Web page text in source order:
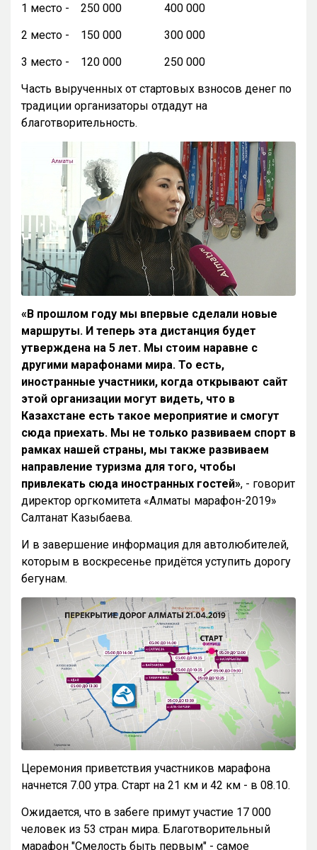
1 место - 250 000 400 000
2 место - 150 000 300 000
3 место - 120 000 250 000
Часть вырученных от стартовых взносов денег по
традиции организаторы отдадут на
благотворительность.
«В прошлом году мы впервые сделали новые
маршруты. И теперь эта дистанция будет
утверждена на 5 лет. Мы стоим наравне с
другими марафонами мира. То есть,
иностранные участники, когда открывают сайт
этой организации могут видеть, что в
Казахстане есть такое мероприятие и смогут
сюда приехать. Мы не только развиваем спорт в
рамках нашей страны, мы также развиваем
направление туризма для того, чтобы
привлекать сюда иностранных гостей», - говорит
директор оргкомитета «Алматы марафон-2019»
Салтанат Казыбаева.
И в завершение информация для автолюбителей,
которым в воскресенье придётся уступить дорогу
бегунам.
Церемония приветствия участников марафона
начнется 7.00 утра. Старт на 21 км и 42 км - в 08.10.
Ожидается, что в забеге примут участие 17 000
человек из 53 стран мира. Благотворительный
марафон "Смелость быть первым" - самое